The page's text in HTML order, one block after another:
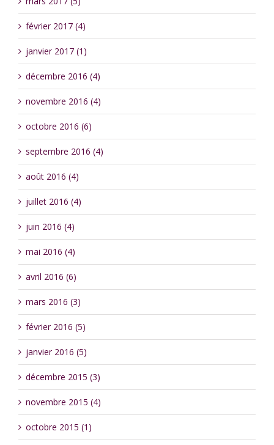
février 2017 (4)
janvier 2017 (1)
décembre 2016 (4)
novembre 2016 (4)
octobre 2016 (6)
septembre 2016 (4)
août 2016 (4)
juillet 2016 (4)
juin 2016 (4)
mai 2016 (4)
avril 2016 (6)
mars 2016 (3)
février 2016 (5)
janvier 2016 (5)
décembre 2015 (3)
novembre 2015 (4)
octobre 2015 (1)